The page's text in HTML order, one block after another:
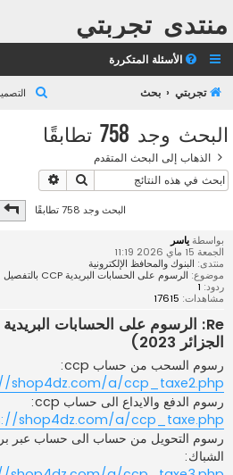
منتدى تجربتي
الأسئلة المتكررة
تجربتي بحث
ب
البحث وجد 758 تطابقًا
الذهاب إلى البحث المتقدم
بحث
البحث وجد 758 تطابقًا صفحة1 من38
بواسطةياسر
الجمعة 15 ماي 2026 11:19
منتدى: البنوك والمحافظ الإلكترونية
موضوع: الرسوم على الحسابات البريدية CCP بالتفصيل (بريد الجزائر 2023)
ردود:
مشاهدات: 17615
الجزائر 2023)
رسوم السحب من حساب ccp:
shop4dz.com/a/ccp_taxe2.php
رسوم الدفع والايداع الى حساب ccp:
shop4dz.com/a/ccp_taxe.php
رسوم التحويل من حساب الى حساب عبر
الشباك: